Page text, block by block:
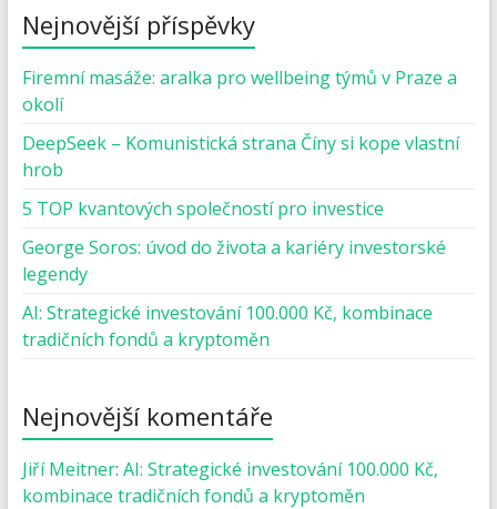
Nejnovější příspěvky
Firemní masáže: aralka pro wellbeing týmů v Praze a
okolí
DeepSeek – Komunistická strana Číny si kope vlastní
hrob
5 TOP kvantových společností pro investice
George Soros: úvod do života a kariéry investorské
legendy
AI: Strategické investování 100.000 Kč, kombinace
tradičních fondů a kryptoměn
Nejnovější komentáře
Jiří Meitner: AI: Strategické investování 100.000 Kč,
kombinace tradičních fondů a kryptoměn